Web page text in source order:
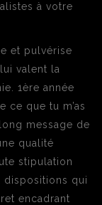
à votre
et pulvérise
valent la
1ère année
que tu m’as
message de
qualité
stipulation
dispositions qui
encadrant